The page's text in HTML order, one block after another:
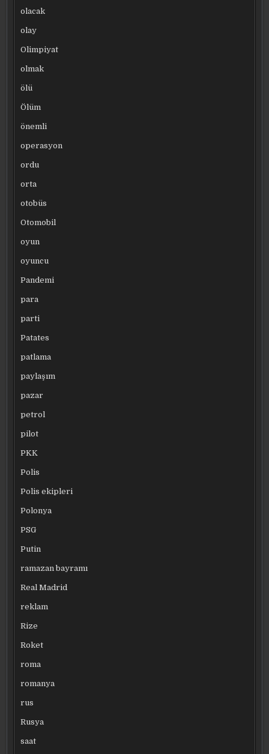
olacak
olay
Olimpiyat
olmak
ölü
Ölüm
önemli
operasyon
ordu
orta
otobüs
Otomobil
oyun
oyuncu
Pandemi
para
parti
Patates
patlama
paylaşım
pazar
petrol
pilot
PKK
Polis
Polis ekipleri
Polonya
PSG
Putin
ramazan bayramı
Real Madrid
reklam
Rize
Roket
roma
romanya
rus
Rusya
saat